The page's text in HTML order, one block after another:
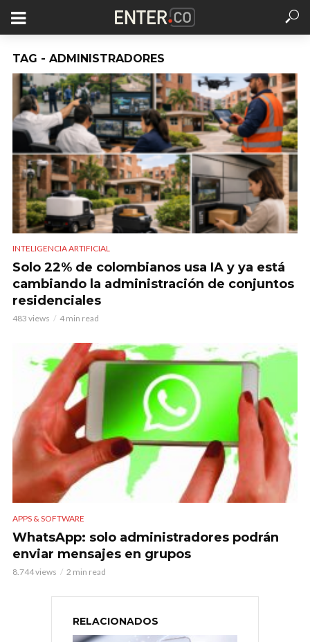
TAG - ADMINISTRADORES
INTELIGENCIA ARTIFICIAL
Solo 22% de colombianos usa IA y ya está
cambiando la administración de conjuntos
residenciales
483 views 4 min read
APPS & SOFTWARE
WhatsApp: solo administradores podrán
enviar mensajes en grupos
8.744 views 2 min read
RELACIONADOS